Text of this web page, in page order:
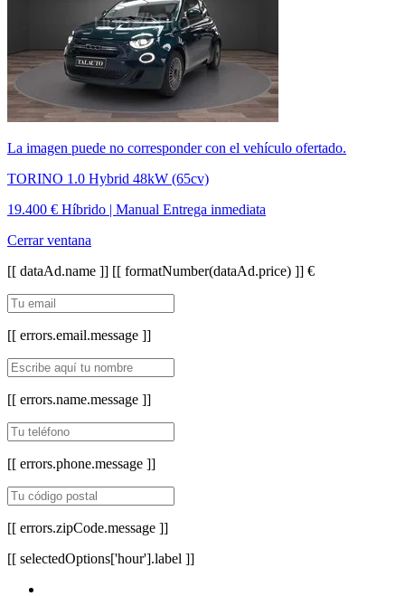
La imagen puede no corresponder con el vehículo ofertado.
TORINO 1.0 Hybrid 48kW (65cv)
19.400 € Híbrido | Manual Entrega inmediata
Cerrar ventana
[[ dataAd.name ]] [[ formatNumber(dataAd.price) ]] €
[[ errors.email.message ]]
[[ errors.name.message ]]
[[ errors.phone.message ]]
[[ errors.zipCode.message ]]
[[ selectedOptions['hour'].label ]]